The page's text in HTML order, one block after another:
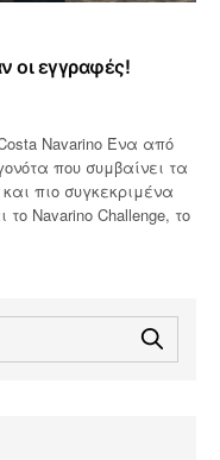
οι εγγραφές!
Navarino Ένα από
που συμβαίνει τα
πιο συγκεκριμένα
το Navarino Challenge, το